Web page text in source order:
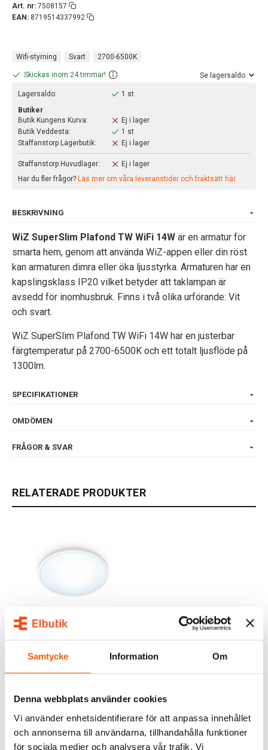
Samtycke Information Om
Denna webbplats använder cookies
Vi använder enhetsidentifierare för att anpassa innehållet
och annonserna till användarna, tillhandahålla funktioner
för sociala medier och analysera vår trafik. Vi
Art. nr: 7508157
EAN: 8719514337992
Wifi-styrning Svart 2700-6500K
Skickas inom 24 timmar! Se lagersaldo
Lagersaldo:
1 st
Butiker
Butik Kungens Kurva:
Ej i lager
Butik Veddesta:
1 st
Staffanstorp Lagerbutik:
Ej i lager
Staffanstorp Huvudlager:
Ej i lager
Har du fler frågor? Läs mer om våra leveranstider och fraktsätt här.
BESKRIVNING
WiZ SuperSlim Plafond TW WiFi 14W är en armatur för
smarta hem, genom att använda WiZ-appen eller din röst
kan armaturen dimra eller öka ljusstyrka. Armaturen har en
kapslingsklass IP20 vilket betyder att taklampan är
avsedd för inomhusbruk. Finns i två olika urförande: Vit
och svart.
WiZ SuperSlim Plafond TW WiFi 14W har en justerbar
färgtemperatur på 2700-6500K och ett totalt ljusflöde på
1300lm.
SPECIFIKATIONER
OMDÖMEN
FRÅGOR & SVAR
RELATERADE PRODUKTER
WiZ SuperSlim Plafond
TW WiFi 16W
WiZ
589,00 kr
LÄGG I VARUKORG
I webblager: 3 st